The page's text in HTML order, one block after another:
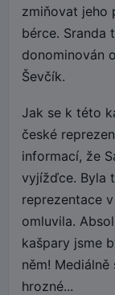
zmiňovat jeho
bérce. Sranda
donominován
Ševčík.
Jak se k této
české
informací, že
vyjížďce. Byla
reprezentace
omluvila.
kašpary jsme
něm!
hrozné...